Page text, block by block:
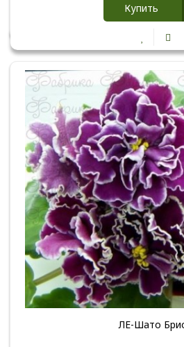
Купить
ЛЕ-Шато